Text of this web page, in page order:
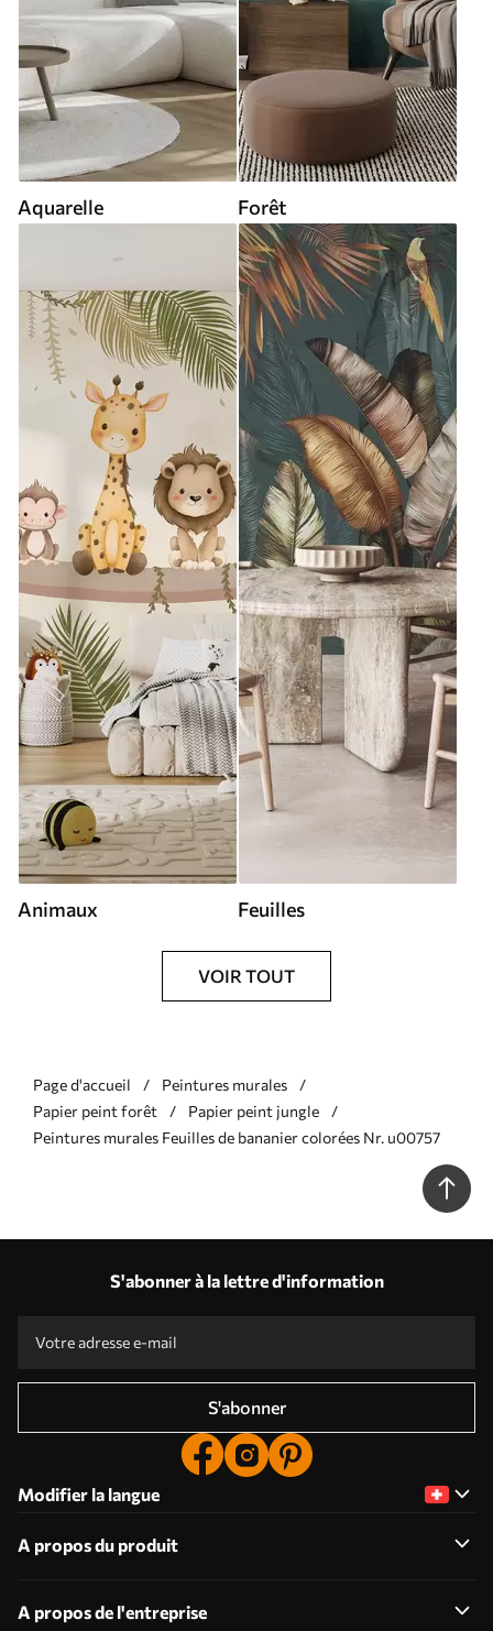
Aquarelle Forêt
Animaux Feuilles
VOIR TOUT
Page d'accueil
Peintures murales
Papier peint forêt
Papier peint jungle
Peintures murales Feuilles de bananier colorées Nr. u00757
S'abonner à la lettre d'information
S'abonner
Modifier la langue
A propos du produit
A propos de l'entreprise